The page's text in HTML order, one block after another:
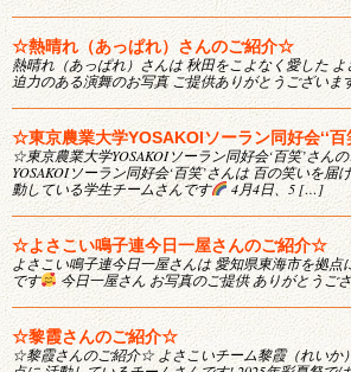
☆熱晴れ（あっぱれ）さんのご紹介☆
熱晴れ（あっぱれ）さんは 秋田をこよなく愛した
迫力のある演舞のお写真 ご提供ありがとうございま
☆東京農業大学YOSAKOIソーラン同好会‘‘
☆東京農業大学YOSAKOIソーラン同好会‘百笑’さん
YOSAKOIソーラン同好会‘百笑’さんは 百の笑いを届
動している学生チームさんです
4月4日、5 […]
☆よさこい鳴子連今日一屋さんのご紹介☆
よさこい鳴子連今日一屋さんは 愛知県東海市を拠点
です
今日一屋さん お写真のご提供 ありがとうご
☆黎霞さんのご紹介☆
☆黎霞さんのご紹介☆ よさこいチーム黎霞（れいか